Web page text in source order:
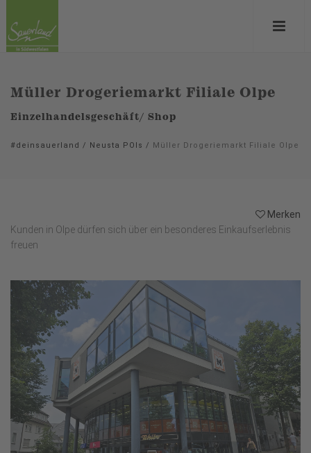
Müller Drogeriemarkt Filiale Olpe
Einzelhandelsgeschäft/ Shop
#deinsauerland / Neusta POIs / Müller Drogeriemarkt Filiale Olpe
Merken
Kunden in Olpe dürfen sich über ein besonderes Einkaufserlebnis
freuen